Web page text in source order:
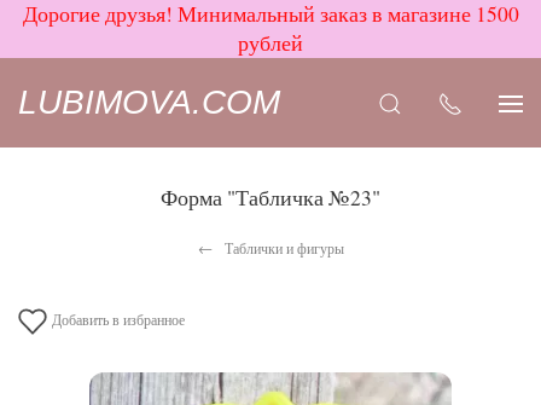
Дорогие друзья! Минимальный заказ в магазине 1500
рублей
LUBIMOVA.COM
Форма "Табличка №23"
Таблички и фигуры
Добавить в избранное